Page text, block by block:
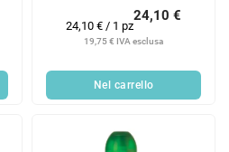
19,75 € IVA esclusa
24,10 €
Prezzo
della
24,10 € / 1 pz
Nel carrello